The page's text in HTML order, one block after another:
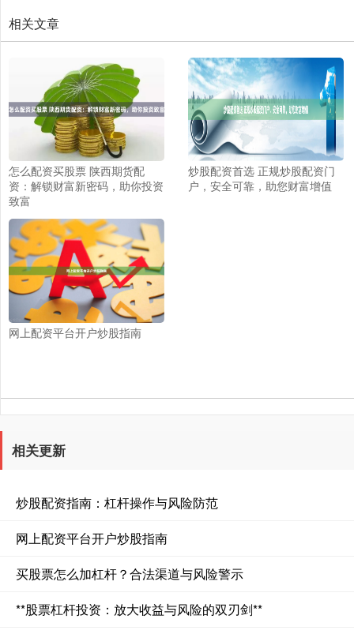
相关文章
怎么配资买股票 陕西期货配
资：解锁财富新密码，助你投资
致富
炒股配资首选 正规炒股配资门
户，安全可靠，助您财富增值
网上配资平台开户炒股指南
相关更新
炒股配资指南：杠杆操作与风险防范
网上配资平台开户炒股指南
买股票怎么加杠杆？合法渠道与风险警示
**股票杠杆投资：放大收益与风险的双刃剑**